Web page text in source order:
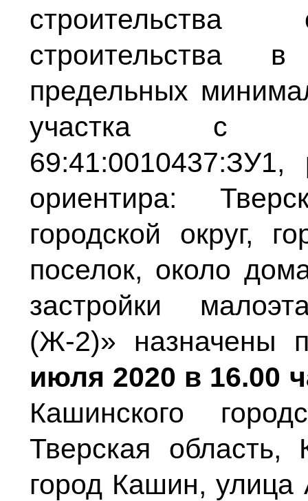
строительства
строительства
предельных
участка с
ориентира:
городской округ,
поселок, около
застройки
(Ж-2)» назначены
июля 2020 в 16.00
Кашинского
Тверская область,
город Кашин, улица